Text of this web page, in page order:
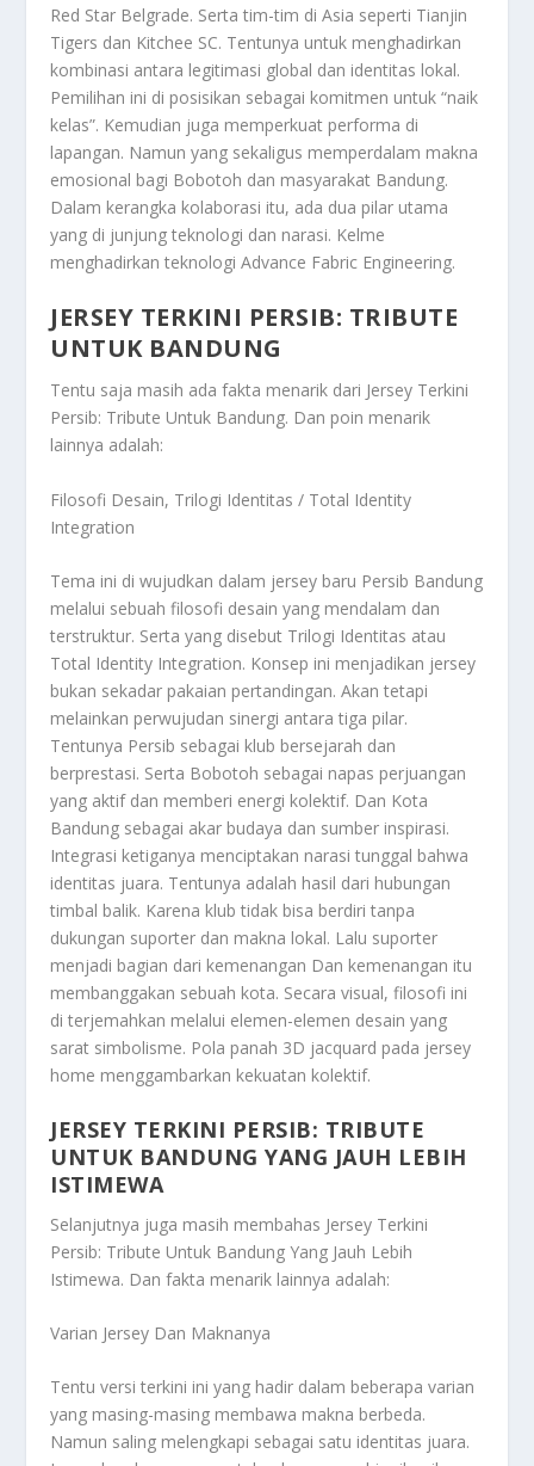
Red Star Belgrade. Serta tim-tim di Asia seperti Tianjin
Tigers dan Kitchee SC. Tentunya untuk menghadirkan
kombinasi antara legitimasi global dan identitas lokal.
Pemilihan ini di posisikan sebagai komitmen untuk “naik
kelas”. Kemudian juga memperkuat performa di
lapangan. Namun yang sekaligus memperdalam makna
emosional bagi Bobotoh dan masyarakat Bandung.
Dalam kerangka kolaborasi itu, ada dua pilar utama
yang di junjung teknologi dan narasi. Kelme
menghadirkan teknologi Advance Fabric Engineering.
JERSEY TERKINI PERSIB: TRIBUTE
UNTUK BANDUNG
Tentu saja masih ada fakta menarik dari Jersey Terkini
Persib: Tribute Untuk Bandung. Dan poin menarik
lainnya adalah:
Filosofi Desain, Trilogi Identitas / Total Identity
Integration
Tema ini di wujudkan dalam jersey baru Persib Bandung
melalui sebuah filosofi desain yang mendalam dan
terstruktur. Serta yang disebut Trilogi Identitas atau
Total Identity Integration. Konsep ini menjadikan jersey
bukan sekadar pakaian pertandingan. Akan tetapi
melainkan perwujudan sinergi antara tiga pilar.
Tentunya Persib sebagai klub bersejarah dan
berprestasi. Serta Bobotoh sebagai napas perjuangan
yang aktif dan memberi energi kolektif. Dan Kota
Bandung sebagai akar budaya dan sumber inspirasi.
Integrasi ketiganya menciptakan narasi tunggal bahwa
identitas juara. Tentunya adalah hasil dari hubungan
timbal balik. Karena klub tidak bisa berdiri tanpa
dukungan suporter dan makna lokal. Lalu suporter
menjadi bagian dari kemenangan Dan kemenangan itu
membanggakan sebuah kota. Secara visual, filosofi ini
di terjemahkan melalui elemen-elemen desain yang
sarat simbolisme. Pola panah 3D jacquard pada jersey
home menggambarkan kekuatan kolektif.
JERSEY TERKINI PERSIB: TRIBUTE
UNTUK BANDUNG YANG JAUH LEBIH
ISTIMEWA
Selanjutnya juga masih membahas Jersey Terkini
Persib: Tribute Untuk Bandung Yang Jauh Lebih
Istimewa. Dan fakta menarik lainnya adalah:
Varian Jersey Dan Maknanya
Tentu versi terkini ini yang hadir dalam beberapa varian
yang masing-masing membawa makna berbeda.
Namun saling melengkapi sebagai satu identitas juara.